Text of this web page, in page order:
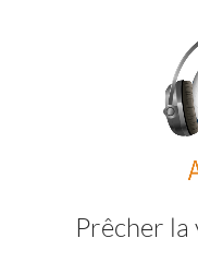
Prêcher la